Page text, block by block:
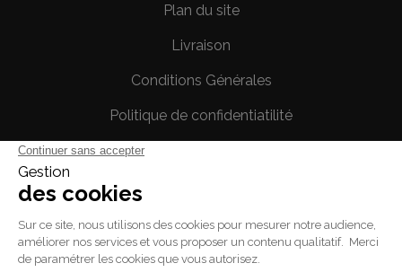
Plan du site
Livraison
Conditions Générales
Politique de confidentiatilité
Votre compte
Informations personnelles